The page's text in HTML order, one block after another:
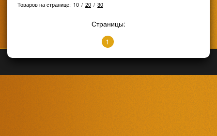
Товаров на странице: 10 / 20 / 30
Страницы:
1